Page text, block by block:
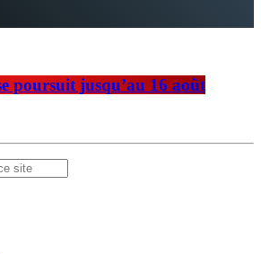
poursuit jusqu’au 16 août